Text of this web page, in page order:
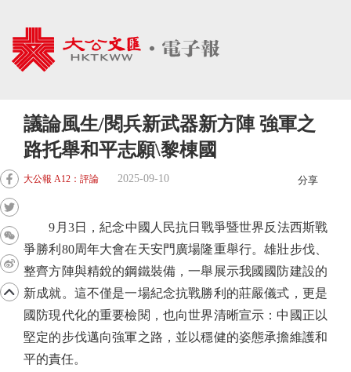
議論風生/閱兵新武器新方陣 強軍之
路托舉和平志願\黎棟國
大公報 A12：評論 2025-09-10 分享
9月3日，紀念中國人民抗日戰爭暨世界反法西斯戰
爭勝利80周年大會在天安門廣場隆重舉行。雄壯步伐、
整齊方陣與精銳的鋼鐵裝備，一舉展示我國國防建設的
新成就。這不僅是一場紀念抗戰勝利的莊嚴儀式，更是
國防現代化的重要檢閱，也向世界清晰宣示：中國正以
堅定的步伐邁向強軍之路，並以穩健的姿態承擔維護和
平的責任。